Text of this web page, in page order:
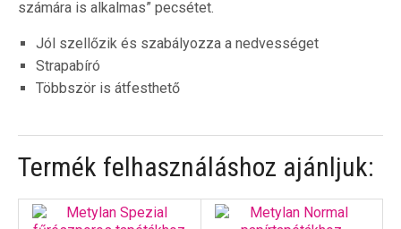
számára is alkalmas” pecsétet.
Jól szellőzik és szabályozza a nedvességet
Strapabíró
Többször is átfesthető
Termék felhasználáshoz ajánljuk: